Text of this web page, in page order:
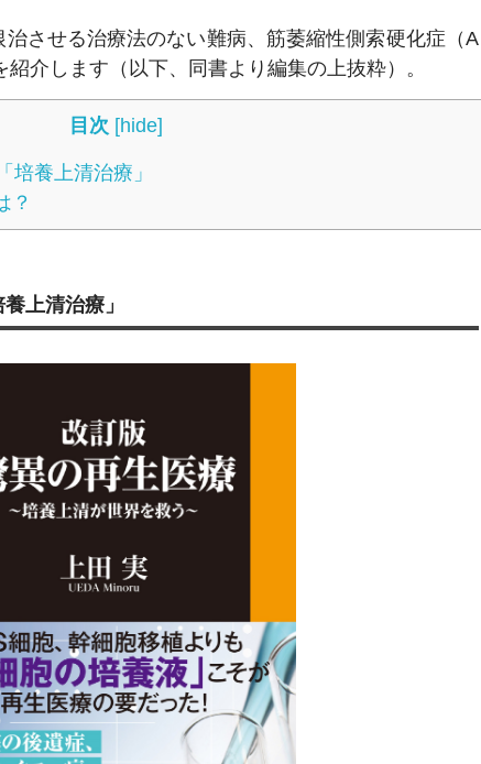
させる治療法のない難病、筋萎縮性側索硬化症（A
介します（以下、同書より編集の上抜粋）。
目次 [hide]
培養上清治療」
？
上清治療」